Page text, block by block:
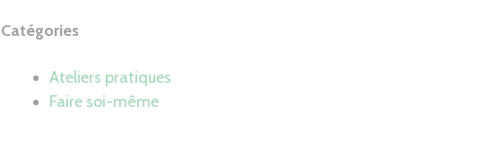
Catégories
Ateliers pratiques
Faire soi-même